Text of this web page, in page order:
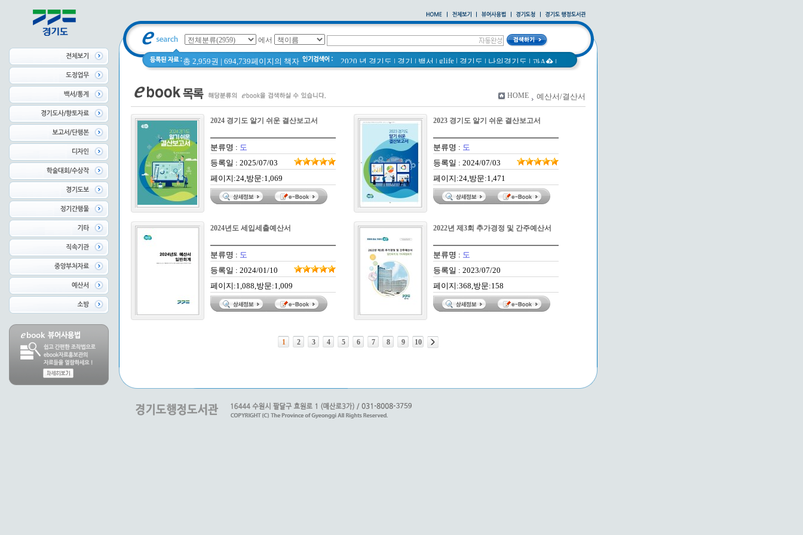
에서
총 2,959권 | 694,739페이지의 책자 2020 년 경기도 | 경기 | 백서 | glife | 경기도 | 나의경기도 | 과A� |
2021 경기도 공동주택 품질점검 사례집|경기도 바로알기|
공동주택|국토의 계획 및 이용에 관한 법률_질의 회신 사례집
의회소식 81호|다문화가족 소식지 |2020
HOME 예산서/결산서
2024 경기도 알기 쉬운 결산보고서
분류명 : 도
등록일 : 2025/07/03
페이지:24,방문:1,069
2023 경기도 알기 쉬운 결산보고서
분류명 : 도
등록일 : 2024/07/03
페이지:24,방문:1,471
2024년도 세입세출예산서
분류명 : 도
등록일 : 2024/01/10
페이지:1,088,방문:1,009
2022년 제3회 추가경정 및 간주예산서
분류명 : 도
등록일 : 2023/07/20
페이지:368,방문:158
1 2 3 4 5 6 7 8 9 10